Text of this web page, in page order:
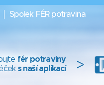
Spolek FÉR potravina
fér potraviny
s naší aplikací >